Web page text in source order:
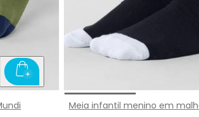
Meia infantil menino em